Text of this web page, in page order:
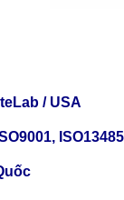
/ USA
ISO13485